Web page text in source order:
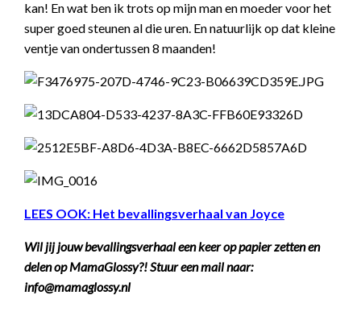
kan! En wat ben ik trots op mijn man en moeder voor het
super goed steunen al die uren. En natuurlijk op dat kleine
ventje van ondertussen 8 maanden!
LEES OOK: Het bevallingsverhaal van Joyce
Wil jij jouw bevallingsverhaal een keer op papier zetten en
delen op MamaGlossy?! Stuur een mail naar:
info@mamaglossy.nl